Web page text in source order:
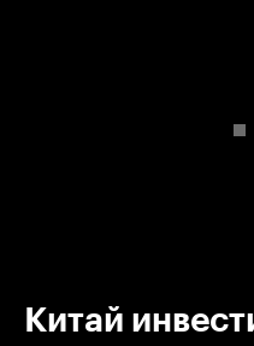
Китай